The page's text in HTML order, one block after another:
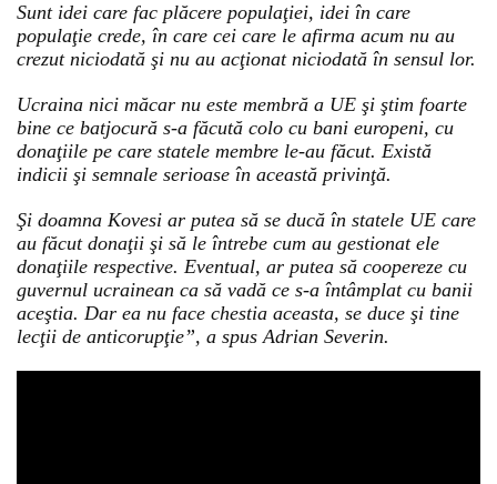
Sunt idei care fac plăcere populaţiei, idei în care
populaţie crede, în care cei care le afirma acum nu au
crezut niciodată şi nu au acţionat niciodată în sensul lor.
Ucraina nici măcar nu este membră a UE şi ştim foarte
bine ce batjocură s-a făcută colo cu bani europeni, cu
donaţiile pe care statele membre le-au făcut. Există
indicii şi semnale serioase în această privinţă.
Şi doamna Kovesi ar putea să se ducă în statele UE care
au făcut donaţii şi să le întrebe cum au gestionat ele
donaţiile respective. Eventual, ar putea să coopereze cu
guvernul ucrainean ca să vadă ce s-a întâmplat cu banii
aceştia. Dar ea nu face chestia aceasta, se duce şi tine
lecţii de anticorupţie”, a spus Adrian Severin.